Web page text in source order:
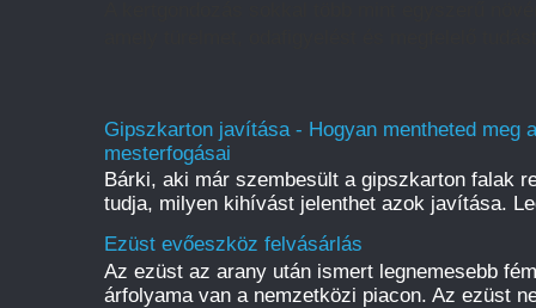
Gipszkarton javítása - Hogyan mentheted meg
mesterfogásai
Bárki, aki már szembesült a gipszkarton falak
tudja, milyen kihívást jelenthet azok javítása.
Ezüst evőeszköz felvásárlás
Az ezüst az arany után ismert legnemesebb
árfolyama van a nemzetközi piacon. Az ezüst